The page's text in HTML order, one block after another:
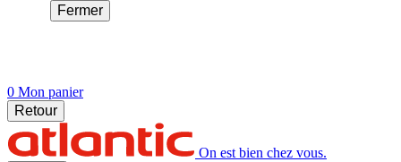
Fermer
0 Mon panier
Retour
On est bien chez vous.